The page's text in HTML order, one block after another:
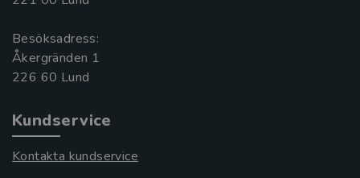
Besöksadress:
Åkergränden 1
Kundservice
Kontakta kundservice